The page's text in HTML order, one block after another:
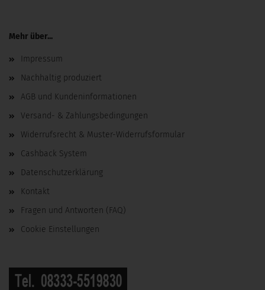
Mehr über...
Impressum
Nachhaltig produziert
AGB und Kundeninformationen
Versand- & Zahlungsbedingungen
Widerrufsrecht & Muster-Widerrufsformular
Cashback System
Datenschutzerklärung
Kontakt
Fragen und Antworten (FAQ)
Cookie Einstellungen